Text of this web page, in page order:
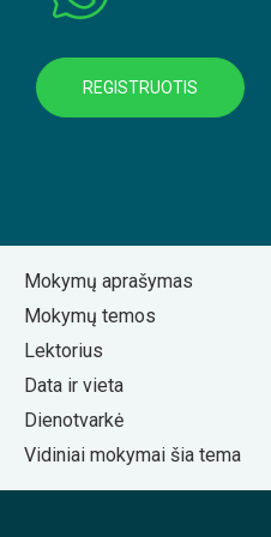
REGISTRUOTIS
Mokymų aprašymas
Mokymų temos
Lektorius
Data ir vieta
Dienotvarkė
Vidiniai mokymai šia tema